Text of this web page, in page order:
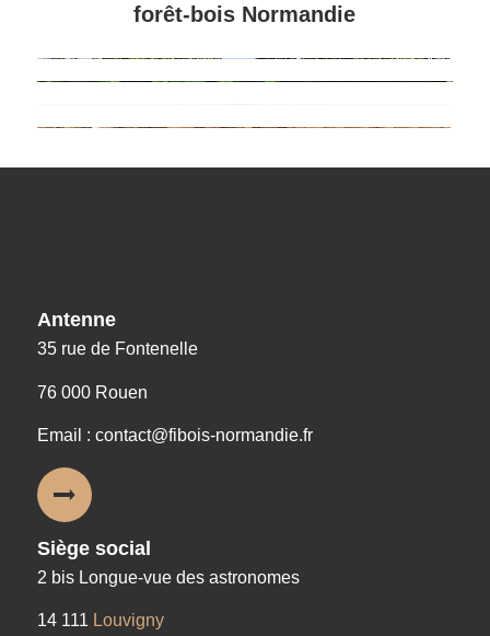
forêt-bois Normandie
Antenne
35 rue de Fontenelle
76 000 Rouen
Email : contact@fibois-normandie.fr
Siège social
2 bis Longue-vue des astronomes
14 111 Louvigny